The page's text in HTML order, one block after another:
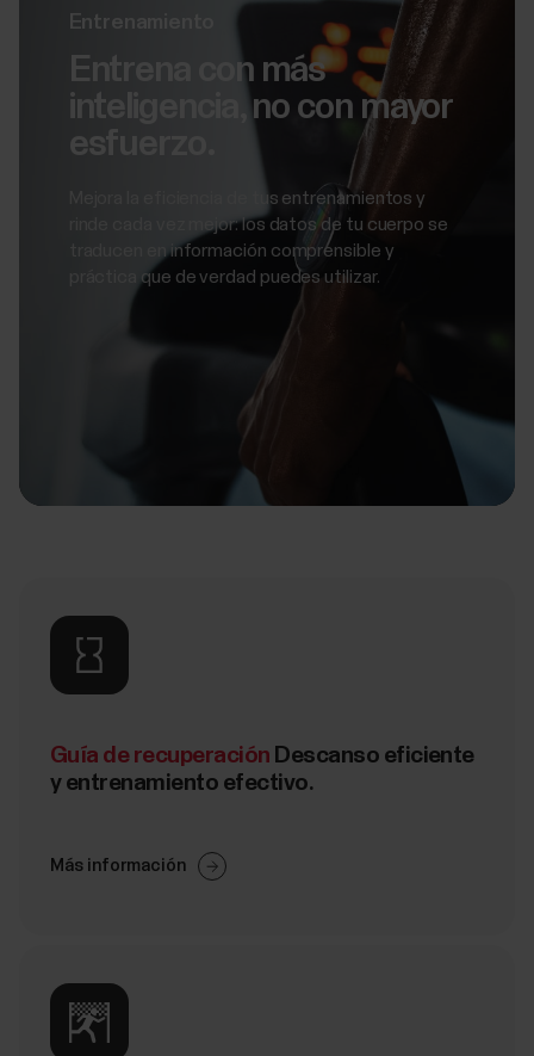
Entrenamiento
Entrena con más
inteligencia, no con mayor
esfuerzo.
Mejora la eficiencia de tus entrenamientos y
rinde cada vez mejor: los datos de tu cuerpo se
traducen en información comprensible y
práctica que de verdad puedes utilizar.
Guía de recuperación Descanso eficiente
y entrenamiento efectivo.
Más información